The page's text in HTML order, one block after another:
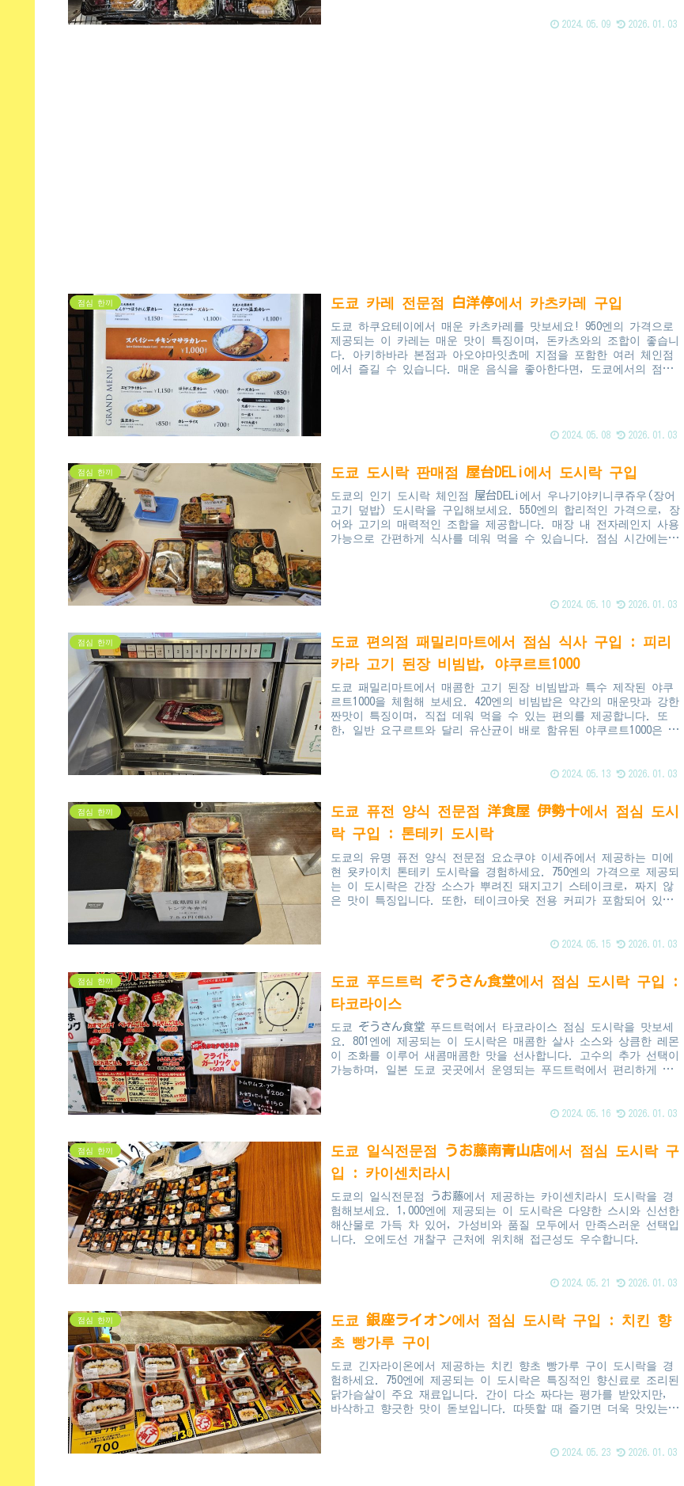
2024.05.09 2026.01.03
점심 한끼 도쿄 카레 전문점 白洋停에서 카츠카레 구입
도쿄 하쿠요테이에서 매운 카츠카레를 맛보세요! 950엔의 가격으로
제공되는 이 카레는 매운 맛이 특징이며, 돈카츠와의 조합이 좋습니
다. 아키하바라 본점과 아오야마잇쵸메 지점을 포함한 여러 체인점
에서 즐길 수 있습니다. 매운 음식을 좋아한다면, 도쿄에서의 점심
2024.05.08 2026.01.03
점심 한끼 도쿄 도시락 판매점 屋台DELi에서 도시락 구입
도쿄의 인기 도시락 체인점 屋台DELi에서 우나기야키니쿠쥬우(장어
고기 덮밥) 도시락을 구입해보세요. 550엔의 합리적인 가격으로, 장
어와 고기의 매력적인 조합을 제공합니다. 매장 내 전자레인지 사용
가능으로 간편하게 식사를 데워 먹을 수 있습니다. 점심 시간에는
2024.05.10 2026.01.03
점심 한끼
도쿄 편의점 패밀리마트에서 점심 식사 구입 : 피리
카라 고기 된장 비빔밥, 야쿠르트1000
도쿄 패밀리마트에서 매콤한 고기 된장 비빔밥과 특수 제작된 야쿠
르트1000을 체험해 보세요. 420엔의 비빔밥은 약간의 매운맛과 강한
짠맛이 특징이며, 직접 데워 먹을 수 있는 편의를 제공합니다. 또
한, 일반 요구르트와 달리 유산균이 배로 함유된 야쿠르트1000은 피
2024.05.13 2026.01.03
점심 한끼
도쿄 퓨전 양식 전문점 洋食屋 伊勢十에서 점심 도시
락 구입 : 톤테키 도시락
도쿄의 유명 퓨전 양식 전문점 요쇼쿠야 이세쥬에서 제공하는 미에
현 욧카이치 톤테키 도시락을 경험하세요. 750엔의 가격으로 제공되
는 이 도시락은 간장 소스가 뿌려진 돼지고기 스테이크로, 짜지 않
은 맛이 특징입니다. 또한, 테이크아웃 전용 커피가 포함되어 있어
2024.05.15 2026.01.03
점심 한끼
도쿄 푸드트럭 ぞうさん食堂에서 점심 도시락 구입 :
타코라이스
도쿄 ぞうさん食堂 푸드트럭에서 타코라이스 점심 도시락을 맛보세
요. 801엔에 제공되는 이 도시락은 매콤한 살사 소스와 상큼한 레몬
이 조화를 이루어 새콤매콤한 맛을 선사합니다. 고수의 추가 선택이
가능하며, 일본 도쿄 곳곳에서 운영되는 푸드트럭에서 편리하게 즐
2024.05.16 2026.01.03
점심 한끼
도쿄 일식전문점 うお藤南青山店에서 점심 도시락 구
입 : 카이센치라시
도쿄의 일식전문점 うお藤에서 제공하는 카이센치라시 도시락을 경
험해보세요. 1,000엔에 제공되는 이 도시락은 다양한 스시와 신선한
해산물로 가득 차 있어, 가성비와 품질 모두에서 만족스러운 선택입
니다. 오에도선 개찰구 근처에 위치해 접근성도 우수합니다.
2024.05.21 2026.01.03
점심 한끼
도쿄 銀座ライオン에서 점심 도시락 구입 : 치킨 향
초 빵가루 구이
도쿄 긴자라이온에서 제공하는 치킨 향초 빵가루 구이 도시락을 경
험하세요. 750엔에 제공되는 이 도시락은 특징적인 향신료로 조리된
닭가슴살이 주요 재료입니다. 간이 다소 짜다는 평가를 받았지만,
바삭하고 향긋한 맛이 돋보입니다. 따뜻할 때 즐기면 더욱 맛있는
2024.05.23 2026.01.03